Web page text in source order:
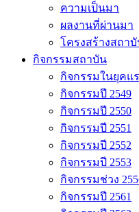
ความเป็นมา
ผลงานที่ผ่านมา
โครงสร้างสถา
กิจกรรมสถาบัน
กิจกรรมในยุคแ
กิจกรรมปี 2549
กิจกรรมปี 2550
กิจกรรมปี 2551
กิจกรรมปี 2552
กิจกรรมปี 2553
กิจกรรมช่วง
กิจกรรมปี 2561